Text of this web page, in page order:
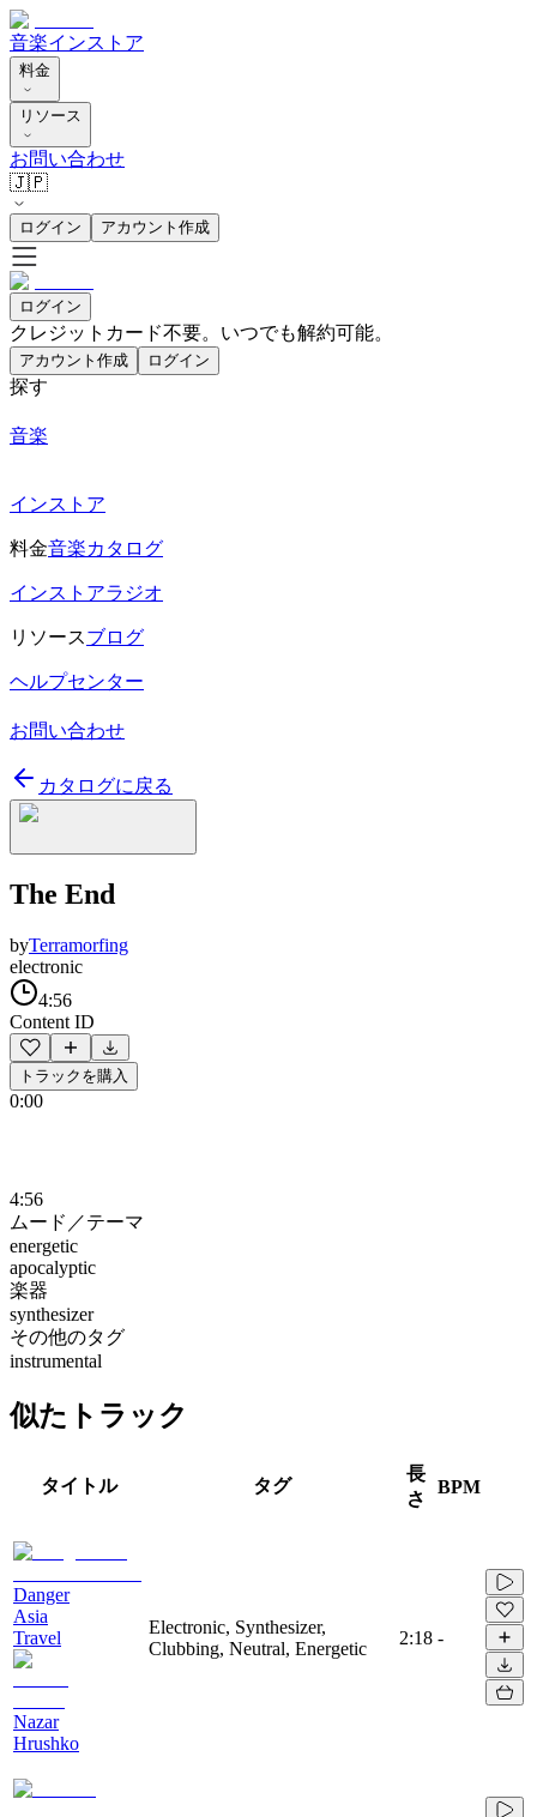
音楽インストア
料金
リソース
お問い合わせ
🇯🇵
ログイン アカウント作成
ログイン
クレジットカード不要。いつでも解約可能。
アカウント作成 ログイン
探す
音楽
インストア
料金音楽カタログ
インストアラジオ
リソースブログ
ヘルプセンター
お問い合わせ
カタログに戻る
The End
byTerramorfing
electronic
4:56
Content ID
トラックを購入
0:00
4:56
ムード／テーマ
energetic
apocalyptic
楽器
synthesizer
その他のタグ
instrumental
似たトラック
タイトル タグ
長
さ
BPM
Danger
Asia
Travel
Nazar
Hrushko
Electronic, Synthesizer,
Clubbing, Neutral, Energetic
2:18 -